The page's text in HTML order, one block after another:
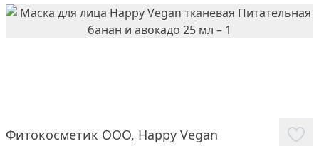
Фитокосметик ООО, Happy Vegan